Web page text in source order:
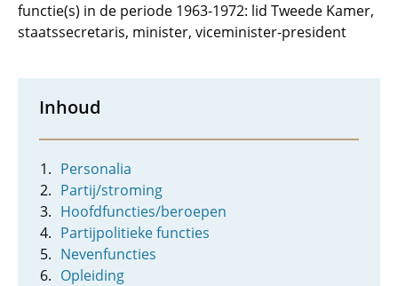
functie(s) in de periode 1963-1972: lid Tweede Kamer,
staatssecretaris, minister, viceminister-president
Inhoud
Personalia
Partij/stroming
Hoofdfuncties/beroepen
Partijpolitieke functies
Nevenfuncties
Opleiding